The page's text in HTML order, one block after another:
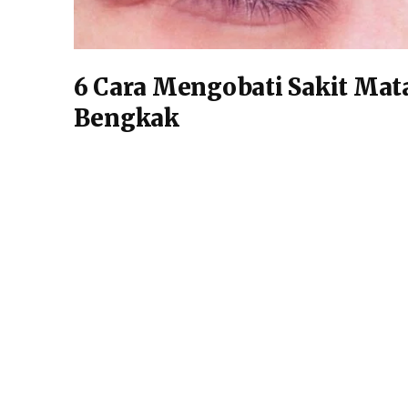
6 Cara Mengobati Sakit
Bengkak